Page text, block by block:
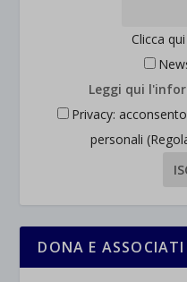
Clicca
Leggi qui
Privacy:
personali
DONA E